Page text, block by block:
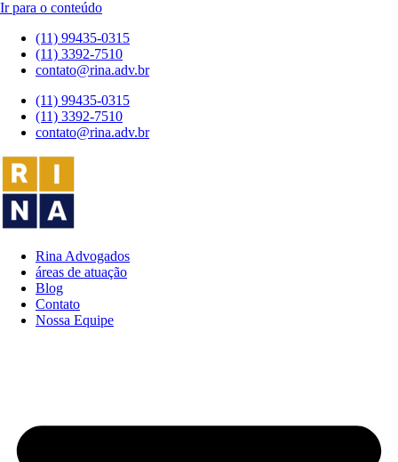
Ir para o conteúdo
(11) 99435-0315
(11) 3392-7510
contato@rina.adv.br
(11) 99435-0315
(11) 3392-7510
contato@rina.adv.br
Rina Advogados
áreas de atuação
Blog
Contato
Nossa Equipe